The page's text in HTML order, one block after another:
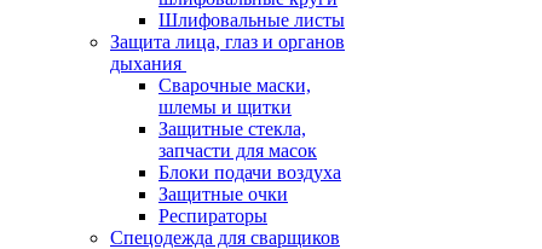
Шлифовальные листы
Защита лица, глаз и органов
дыхания
Сварочные маски,
шлемы и щитки
Защитные стекла,
запчасти для масок
Блоки подачи воздуха
Защитные очки
Респираторы
Спецодежда для сварщиков